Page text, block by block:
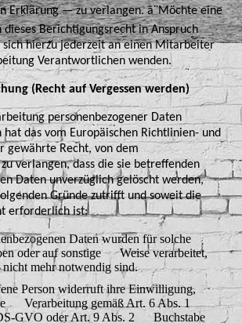
Erklärung — zu verlangen. â¨Möchte eine
dieses Berichtigungsrecht in Anspruch
sich hierzu jederzeit an einen Mitarbeiter
Verantwortlichen wenden.
(Recht auf Vergessen werden)
personenbezogener Daten
hat das vom Europäischen Richtlinien- und
gewährte Recht, von dem
verlangen, dass die sie betreffenden
Daten unverzüglich gelöscht werden,
Gründe zutrifft und soweit die
erforderlich ist:
Daten wurden für solche
oder auf sonstige Weise verarbeitet,
mehr notwendig sind.
Person widerruft ihre Einwilligung,
Verarbeitung gemäß Art. 6 Abs. 1
GVO oder Art. 9 Abs. 2 Buchstabe